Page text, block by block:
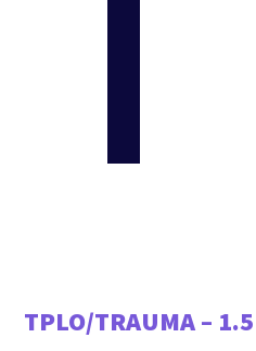
TPLO/TRAUMA – 1.5